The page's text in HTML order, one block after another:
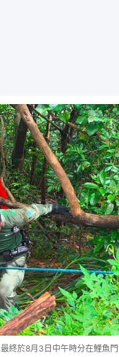
終於8月3日中午時分在鯉魚門